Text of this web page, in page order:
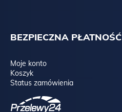
BEZPIECZNA PŁATNOŚĆ
Moje konto
Koszyk
Status zamówienia